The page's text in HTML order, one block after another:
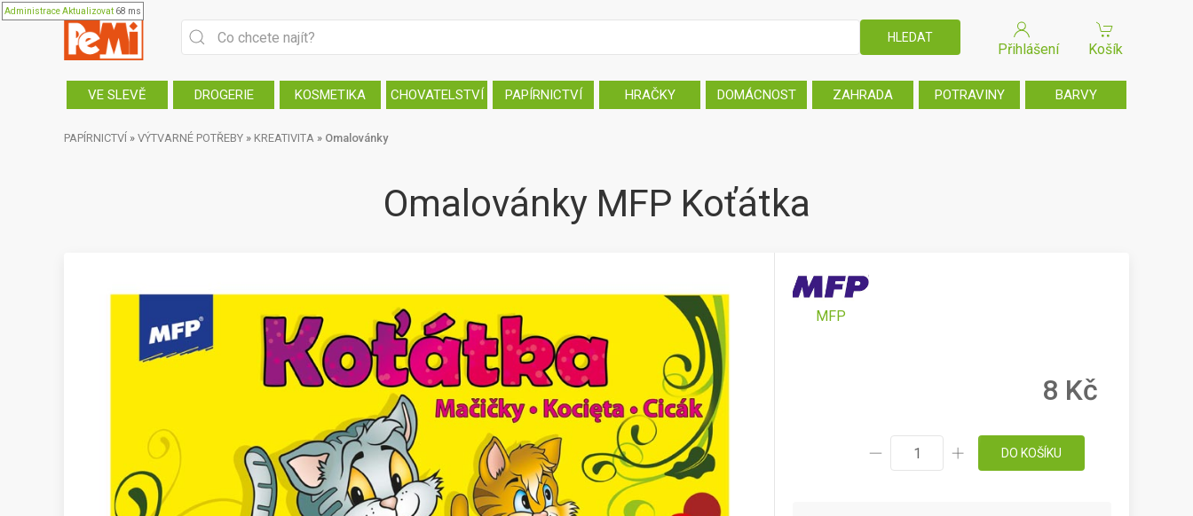
AdministraceAktualizovat 68 ms
Přihlášení Košík
VE SLEVĚ DROGERIE KOSMETIKA CHOVATELSTVÍ PAPÍRNICTVÍ HRAČKY DOMÁCNOST ZAHRADA POTRAVINY BARVY
PAPÍRNICTVÍ » VÝTVARNÉ POTŘEBY » KREATIVITA » Omalovánky
Omalovánky MFP Koťátka
MFP
8 Kč
DO KOŠÍKU